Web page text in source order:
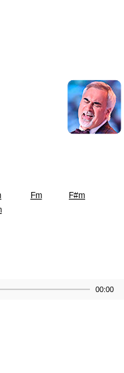
Fm
F#m
00:00